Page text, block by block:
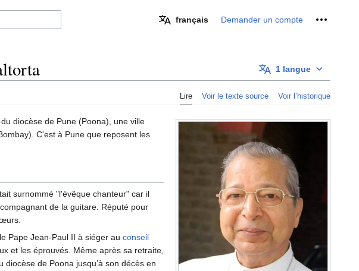
français Demander un compte Outils
1 langue
Lire Voir le texte source Voir l’historique
diocèse de Pune (Poona), une ville
C'est à Pune que reposent les
surnommé "l'évêque chanteur" car il
de la guitare. Réputé pour
Pape Jean-Paul II à siéger au conseil
et les éprouvés. Même après sa retraite,
de Poona jusqu’à son décès en